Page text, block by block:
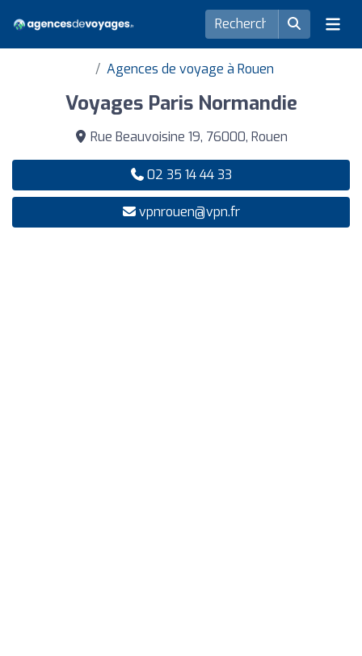
Agences de voyage à Rouen
Voyages Paris Normandie
Rue Beauvoisine 19, 76000, Rouen
02 35 14 44 33
vpnrouen@vpn.fr